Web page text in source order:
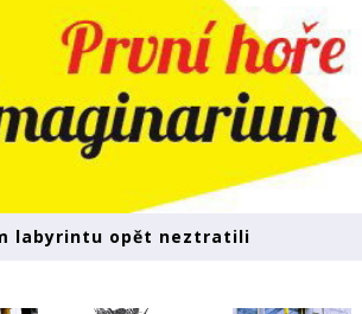
labyrintu opět neztratili